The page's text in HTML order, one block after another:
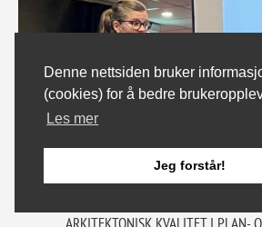
Denne nettsiden bruker
(cookies) for å bedre
Les mer
Jeg forstår!